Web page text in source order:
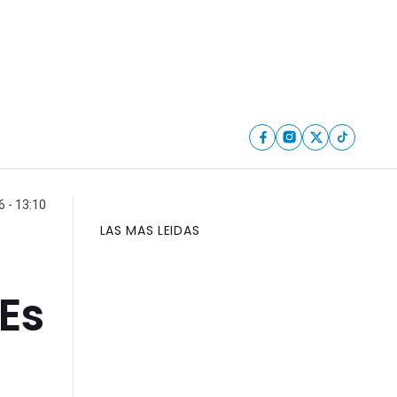
- 13:10
LAS MAS LEIDAS